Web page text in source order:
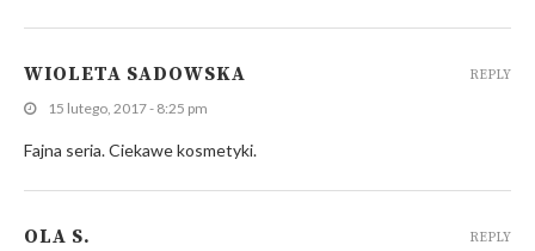
WIOLETA SADOWSKA
15 lutego, 2017 - 8:25 pm
Fajna seria. Ciekawe kosmetyki.
REPLY
OLA S. REPLY